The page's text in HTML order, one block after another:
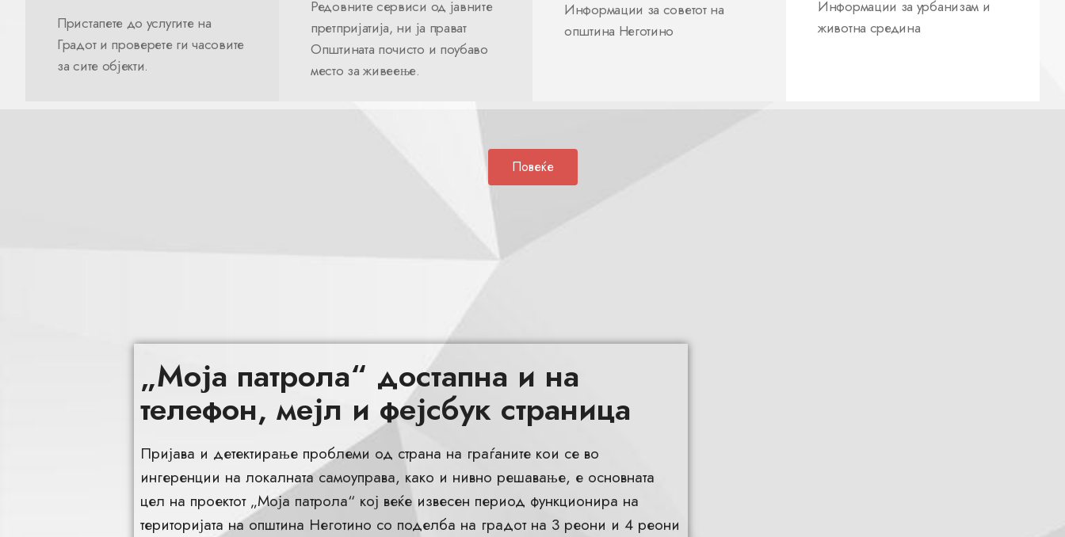
Пристапете до услугите на
Градот и проверете ги часовите
за сите објекти.
Редовните сервиси од јавните
претпријатија, ни ја прават
Општината почисто и поубаво
место за живеење.
Информации за советот на
општина Неготино
Информации за урбанизам и
животна средина
Повеќе
„Моја патрола“ достапна и на
телефон, мејл и фејсбук страница
Пријава и детектирање проблеми од страна на граѓаните кои се во
ингеренции на локалната самоуправа, како и нивно решавање, е основната
цел на проектот „Моја патрола“ кој веќе извесен период функционира на
територијата на општина Неготино со поделба на градот на 3 реони и 4 реони